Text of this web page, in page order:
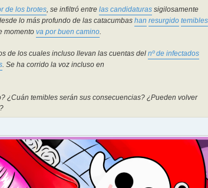
de los brotes , se infiltró entre las candidaturas sigilosamente
lo más profundo de las catacumbas han resurgido temibles
momento va por buen camino
de los cuales incluso llevan las cuentas del nº de infectados
. Se ha corrido la voz incluso en
¿Cuán temibles serán sus consecuencias? ¿Pueden volver